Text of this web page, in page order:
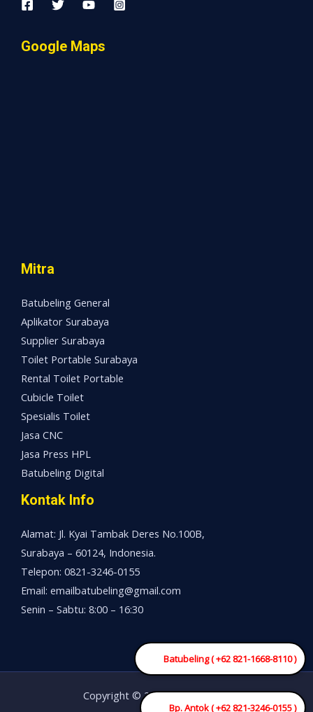
Batubeling ( +62 821-1668-8110 )
Bp. Antok ( +62 821-3246-0155 )
Google Maps
Mitra
Batubeling General
Aplikator Surabaya
Supplier Surabaya
Toilet Portable Surabaya
Rental Toilet Portable
Cubicle Toilet
Spesialis Toilet
Jasa CNC
Jasa Press HPL
Batubeling Digital
Kontak Info
Alamat: Jl. Kyai Tambak Deres No.100B,
Surabaya – 60124, Indonesia.
Telepon: 0821-3246-0155
Email: emailbatubeling@gmail.com
Senin – Sabtu: 8:00 – 16:30
Copyright © 2026 Mesin China